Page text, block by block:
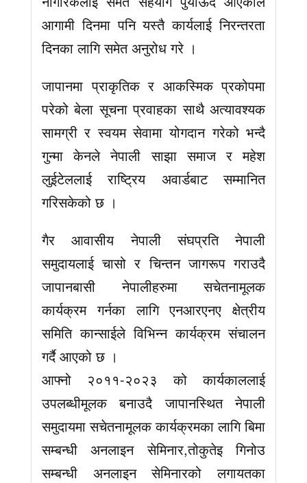
आगामी दिनमा पनि यस्तै कार्यलाई निरन्तरता
दिनका लागि समेत अनुरोध गरे ।
जापानमा प्राकृतिक र आकस्मिक प्रकोपमा
परेको बेला सूचना प्रवाहका साथै अत्यावश्यक
सामग्री र स्वयम सेवामा योगदान गरेको भन्दै
गुन्मा केनले नेपाली साझा समाज र महेश
लुईटेललाई राष्ट्रिय अवार्डबाट सम्मानित
गरिसकेको छ ।
गैर आवासीय नेपाली संघप्रति नेपाली
समुदायलाई चासो र चिन्तन जागरूप गराउदै
जापानबासी नेपालीहरुमा सचेतनामूलक
कार्यक्रम गर्नका लागि एनआरएनए क्षेत्रीय
समिति कान्साईले विभिन्न कार्यक्रम संचालन
गर्दै आएको छ ।
आफ्नो २०११-२०२३ को कार्यकाललाई
उपलब्धीमूलक बनाउदै जापानस्थित नेपाली
समुदायमा सचेतनामूलक कार्यक्रमका लागि बिमा
सम्बन्धी अनलाइन सेमिनार,तोकुतेइ गिनोउ
सम्बन्धी अनलाइन सेमिनारको लगायतका